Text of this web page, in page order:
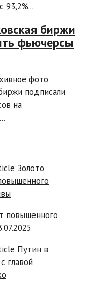
93,2%...
биржи
фьючерсы
фото
подписали
на
повышенного